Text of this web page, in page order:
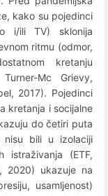
kako su pojedinci
i/ili TV) sklonija
ritmu (odmor,
kretanju
Mc Grievy,
2017). Pojedinci
kretanja i socijalne
do četiri puta
nisu bili u izolaciji
istraživanja (ETF,
2020) ukazuje na
usamljenost)